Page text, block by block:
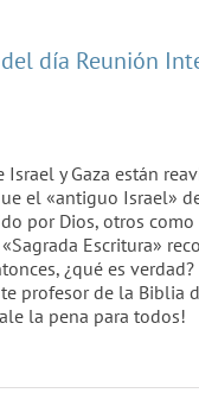
día Reunión
y Gaza están
el «antiguo Israel»
por Dios, otros como
Escritura»
¿qué es
profesor de la Biblia
la pena para todos!